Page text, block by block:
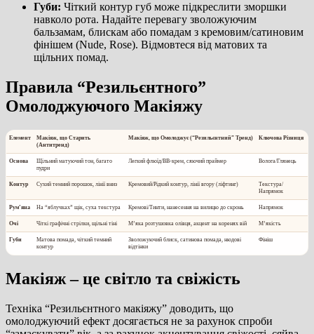
Губи: Чіткий контур губ може підкреслити зморшки
навколо рота. Надайте перевагу зволожуючим
бальзамам, блискам або помадам з кремовим/сатиновим
фінішем (Nude, Rose). Відмовтеся від матових та
щільних помад.
Правила “Резильєнтного”
Омолоджуючого Макіяжу
Елемент
Макіяж, що Старить
(Антитренд)
Макіяж, що Омолоджує (“Резильєнтний” Тренд) Ключова Різниця
Основа
Щільний матуючий тон, багато
пудри
Легкий флюїд/BB-крем, сяючий праймер Волога/Глянець
Контур Сухий темний порошок, лінії вниз Кремовий/Рідкий контур, лінії вгору (ліфтинг)
Текстура/
Напрямок
Рум’яна На “яблучках” щік, суха текстура Кремові/Тинти, нанесення на вилицю до скронь Напрямок
Очі Чіткі графічні стрілки, щільні тіні М’яка розтушовка олівця, акцент на коренях вій М’якість
Губи
Матова помада, чіткий темний
контур
Зволожуючий блиск, сатинова помада, нюдові
відтінки
Фініш
Макіяж – це світло та свіжість
Техніка “Резильєнтного макіяжу” доводить, що
омолоджуючий ефект досягається не за рахунок спроби